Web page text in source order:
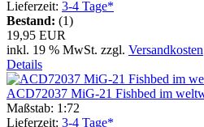
Lieferzeit: 3-4 Tage*
Bestand: (1)
19,95 EUR
inkl. 19 % MwSt. zzgl. Versandkosten
Details
ACD72037 MiG-21 Fishbed im
Maßstab: 1:72
Lieferzeit: 3-4 Tage*